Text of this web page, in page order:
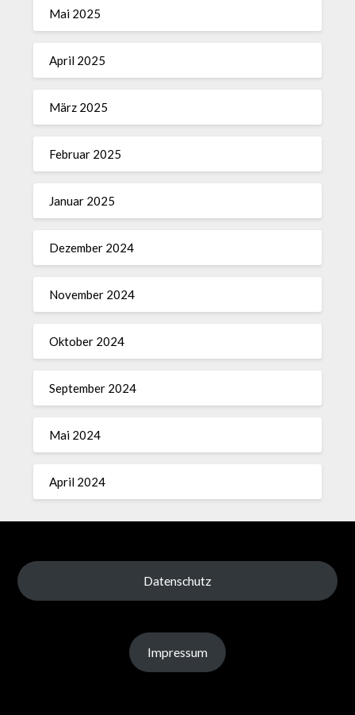
Mai 2025
April 2025
März 2025
Februar 2025
Januar 2025
Dezember 2024
November 2024
Oktober 2024
September 2024
Mai 2024
April 2024
Datenschutz
Impressum